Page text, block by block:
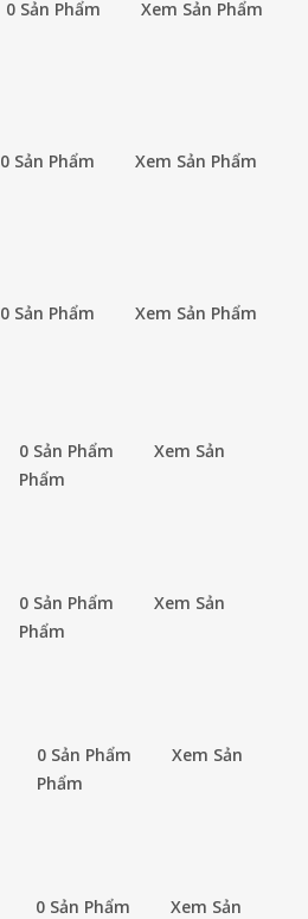
0 Sản Phẩm Xem Sản Phẩm
0 Sản Phẩm Xem Sản Phẩm
0 Sản Phẩm Xem Sản Phẩm
0 Sản Phẩm
Xem Sản
Phẩm
0 Sản Phẩm
Xem Sản
Phẩm
0 Sản Phẩm
Xem Sản
Phẩm
0 Sản Phẩm
Xem Sản